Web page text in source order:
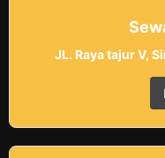
JL. Raya tajur V,